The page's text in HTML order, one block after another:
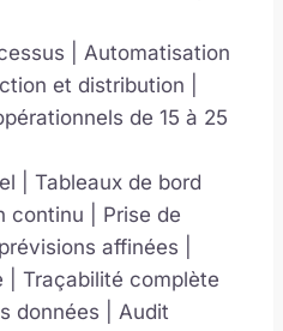
| Automatisation
et distribution |
de 15 à 25
| Tableaux de bord
continu | Prise de
affinées |
| Traçabilité complète
données | Audit